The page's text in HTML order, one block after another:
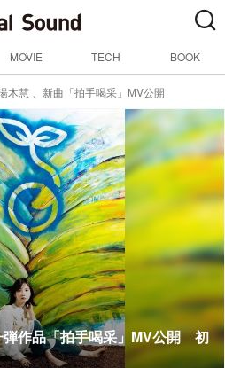
MOVIE TECH BOOK
木慧 、新曲「拍手喝采」MV公開
弾作品「拍手喝采」MV公開 初